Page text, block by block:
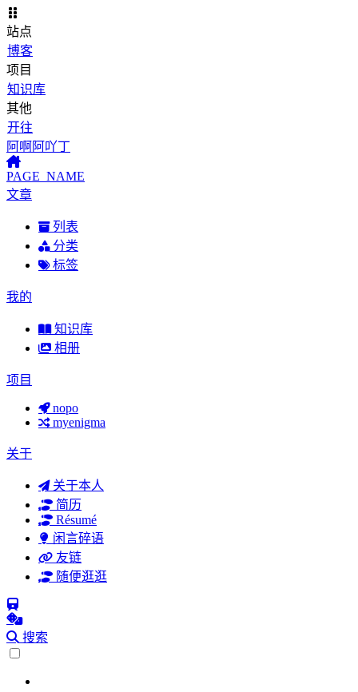
站点
博客
项目
知识库
其他
开往
阿啊阿吖丁
PAGE_NAME
文章
列表
分类
标签
我的
知识库
相册
项目
nopo
myenigma
关于
关于本人
简历
Résumé
闲言碎语
友链
随便逛逛
搜索